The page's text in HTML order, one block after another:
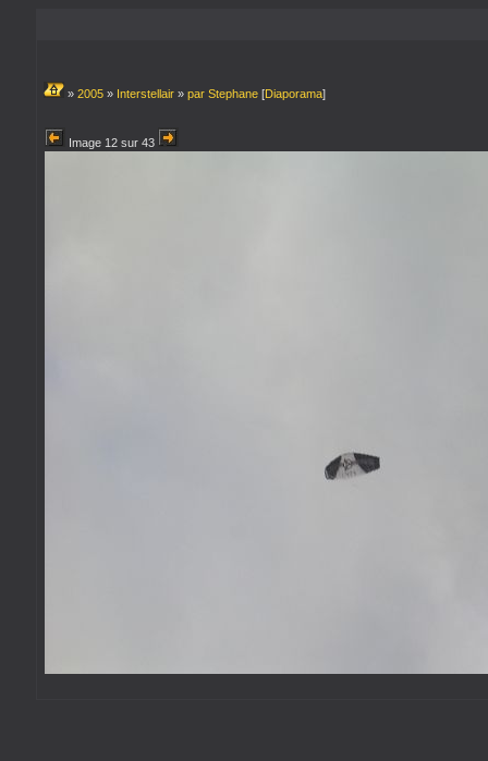
» 2005» Interstellair» par Stephane[Diaporama]
Image 12 sur 43